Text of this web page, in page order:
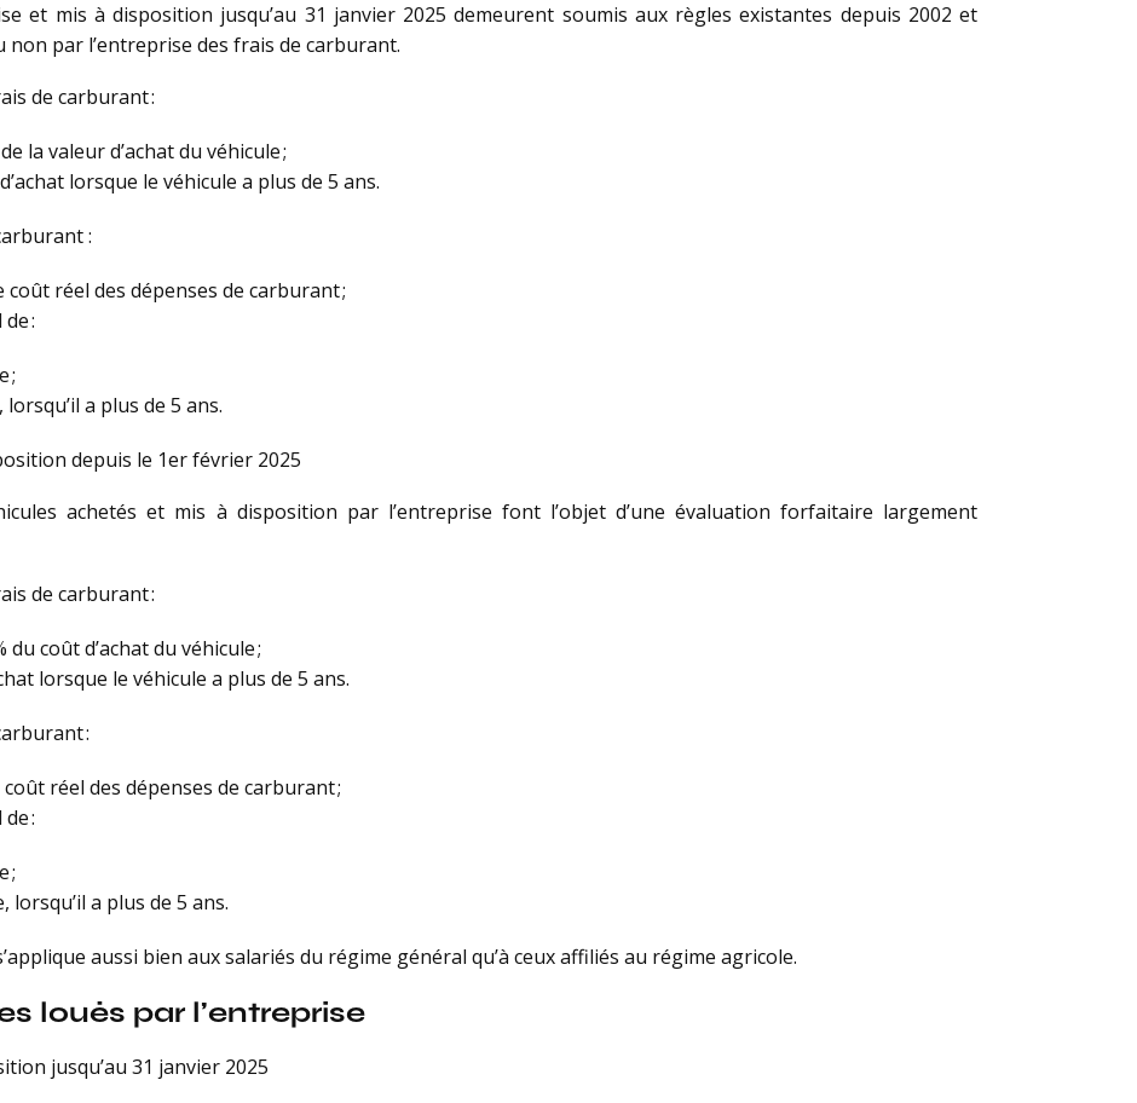
et mis à disposition jusqu’au 31 janvier 2025 demeurent soumis aux règles existantes depuis 2002 et
par l’entreprise des frais de carburant.
de carburant :
la valeur d’achat du véhicule ;
lorsque le véhicule a plus de 5 ans.
:
coût réel des dépenses de carburant ;
:
;
a plus de 5 ans.
depuis le 1er février 2025
achetés et mis à disposition par l’entreprise font l’objet d’une évaluation forfaitaire largement
de carburant :
du coût d’achat du véhicule ;
lorsque le véhicule a plus de 5 ans.
:
réel des dépenses de carburant ;
:
;
lorsqu’il a plus de 5 ans.
aussi bien aux salariés du régime général qu’à ceux affiliés au régime agricole.
loués par l’entreprise
jusqu’au 31 janvier 2025